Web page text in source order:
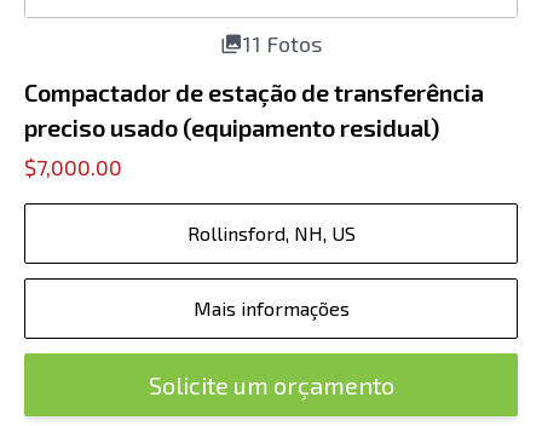
11 Fotos
Compactador de estação de transferência
preciso usado (equipamento residual)
$7,000.00
Rollinsford, NH, US
Mais informações
Solicite um orçamento